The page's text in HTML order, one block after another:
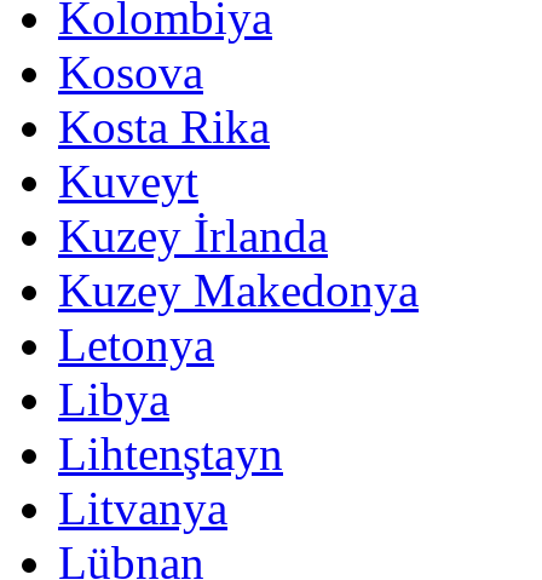
Kolombiya
Kosova
Kosta Rika
Kuveyt
Kuzey İrlanda
Kuzey Makedonya
Letonya
Libya
Lihtenştayn
Litvanya
Lübnan